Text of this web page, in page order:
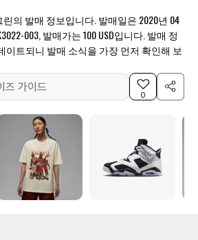
린의 발매 정보입니다. 발매일은 2020년 04
003, 발매가는 100 USD입니다. 발매 정
이트되니 발매 소식을 가장 먼저 확인해 보
즈 가이드
0